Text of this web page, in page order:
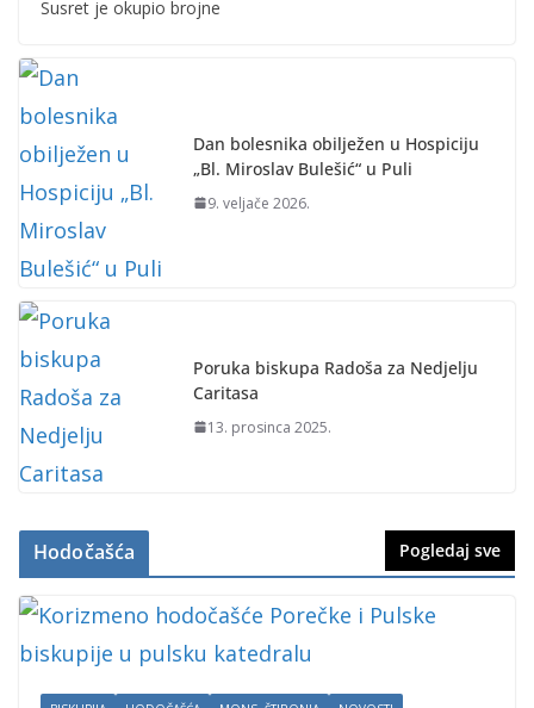
Susret je okupio brojne
Dan bolesnika obilježen u Hospiciju
„Bl. Miroslav Bulešić“ u Puli
9. veljače 2026.
Poruka biskupa Radoša za Nedjelju
Caritasa
13. prosinca 2025.
Hodočašća Pogledaj sve